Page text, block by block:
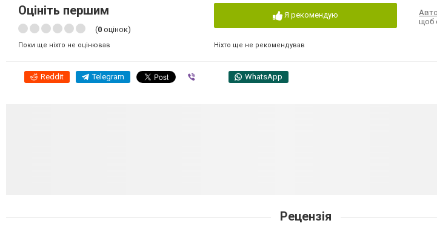
Оцініть першим
(0 оцінок)
Поки ще ніхто не оцінював
Я рекомендую
Ніхто ще не рекомендував
щоб
Reddit Telegram WhatsApp
Рецензія